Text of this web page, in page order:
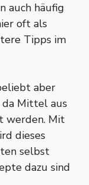
auch häufig
oft als
Tipps im
aber
Mittel aus
werden. Mit
dieses
selbst
dazu sind